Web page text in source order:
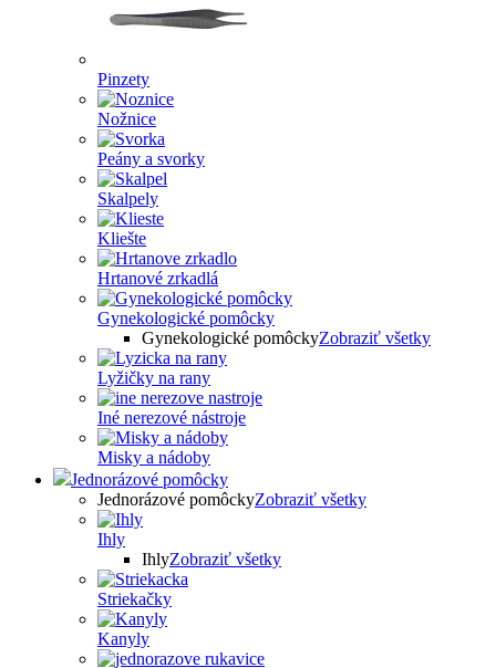
Pinzety
Nožnice
Peány a svorky
Skalpely
Kliešte
Hrtanové zrkadlá
Gynekologické pomôcky
Gynekologické pomôckyZobraziť všetky
Lyžičky na rany
Iné nerezové nástroje
Misky a nádoby
Jednorázové pomôcky
Jednorázové pomôckyZobraziť všetky
Ihly
IhlyZobraziť všetky
Striekačky
Kanyly